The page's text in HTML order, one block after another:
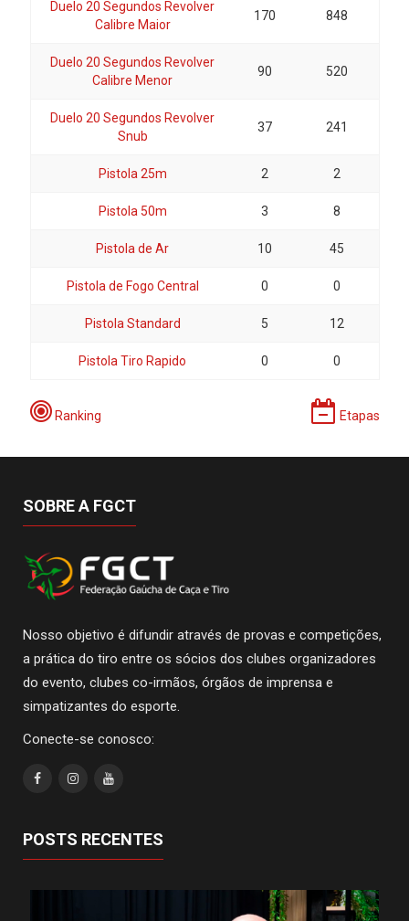
Duelo 20 Segundos Revolver
Calibre Maior
170 848
Duelo 20 Segundos Revolver
Calibre Menor
90 520
Duelo 20 Segundos Revolver
Snub
37 241
Pistola 25m 2 2
Pistola 50m 3 8
Pistola de Ar 10 45
Pistola de Fogo Central 0 0
Pistola Standard 5 12
Pistola Tiro Rapido 0 0
Ranking Etapas
SOBRE A FGCT
Nosso objetivo é difundir através de provas e competições,
a prática do tiro entre os sócios dos clubes organizadores
do evento, clubes co-irmãos, órgãos de imprensa e
simpatizantes do esporte.
Conecte-se conosco:
POSTS RECENTES